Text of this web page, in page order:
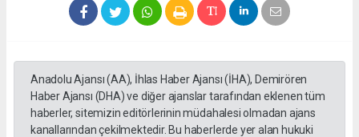
Anadolu Ajansı (AA), İhlas Haber Ajansı (İHA), Demirören
Haber Ajansı (DHA) ve diğer ajanslar tarafından eklenen tüm
haberler, sitemizin editörlerinin müdahalesi olmadan ajans
kanallarından çekilmektedir. Bu haberlerde yer alan hukuki